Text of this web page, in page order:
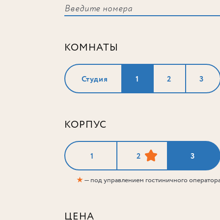
КОМНАТЫ
Студия 1 2 3
КОРПУС
1 2 3
★— под управлением гостиничного
ЦЕНА